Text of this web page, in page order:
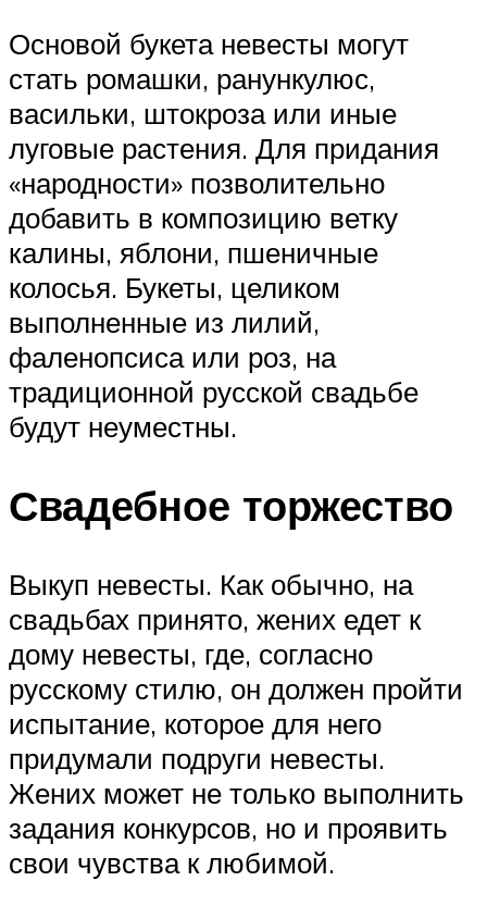
Основой букета невесты могут
стать ромашки, ранункулюс,
васильки, штокроза или иные
луговые растения. Для придания
«народности» позволительно
добавить в композицию ветку
калины, яблони, пшеничные
колосья. Букеты, целиком
выполненные из лилий,
фаленопсиса или роз, на
традиционной русской свадьбе
будут неуместны.
Свадебное торжество
Выкуп невесты. Как обычно, на
свадьбах принято, жених едет к
дому невесты, где, согласно
русскому стилю, он должен пройти
испытание, которое для него
придумали подруги невесты.
Жених может не только выполнить
задания конкурсов, но и проявить
свои чувства к любимой.